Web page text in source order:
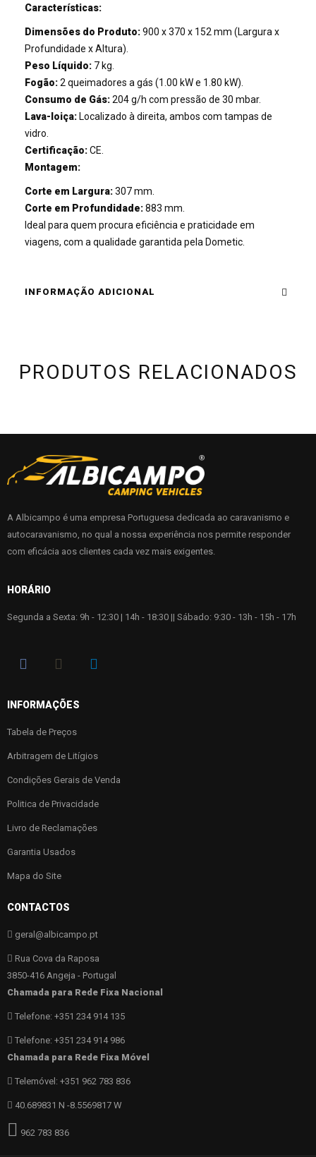
Características:
Dimensões do Produto:900 x 370 x 152 mm (Largura x
Profundidade x Altura).
Peso Líquido: 7 kg.
Fogão:2 queimadores a gás (1.00 kW e 1.80 kW).
Consumo de Gás:204 g/h com pressão de 30 mbar.
Lava-loiça: Localizado à direita, ambos com tampas de
vidro.
Certificação:CE.
Montagem:
Corte em Largura:307 mm.
Corte em Profundidade:883 mm.
Ideal para quem procura eficiência e praticidade em
viagens, com a qualidade garantida pela Dometic.
INFORMAÇÃO ADICIONAL
PRODUTOS RELACIONADOS
A Albicampo é uma empresa Portuguesa dedicada ao caravanismo e
autocaravanismo, no qual a nossa experiência nos permite responder
com eficácia aos clientes cada vez mais exigentes.
HORÁRIO
Segunda a Sexta: 9h - 12:30 | 14h - 18:30 || Sábado: 9:30 - 13h - 15h - 17h
INFORMAÇÕES
Tabela de Preços
Arbitragem de Litígios
Condições Gerais de Venda
Politica de Privacidade
Livro de Reclamações
Garantia Usados
Mapa do Site
CONTACTOS
geral@albicampo.pt
Rua Cova da Raposa
3850-416 Angeja - Portugal
Chamada para Rede Fixa Nacional
Telefone: +351 234 914 135
Telefone: +351 234 914 986
Chamada para Rede Fixa Móvel
Telemóvel: +351 962 783 836
40.689831 N -8.5569817 W
962 783 836